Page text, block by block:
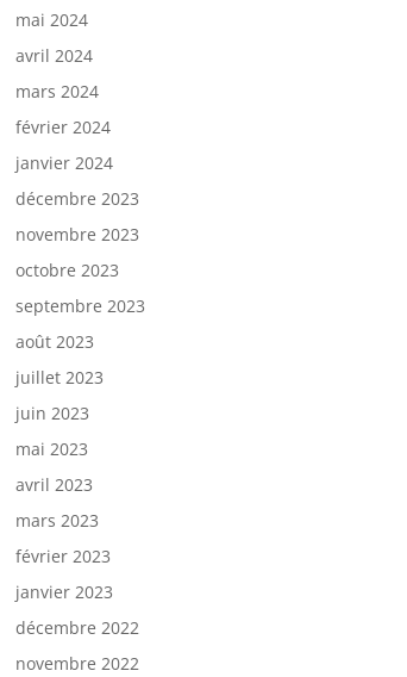
mai 2024
avril 2024
mars 2024
février 2024
janvier 2024
décembre 2023
novembre 2023
octobre 2023
septembre 2023
août 2023
juillet 2023
juin 2023
mai 2023
avril 2023
mars 2023
février 2023
janvier 2023
décembre 2022
novembre 2022